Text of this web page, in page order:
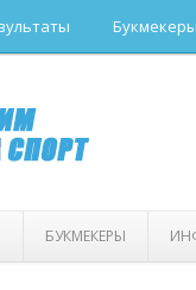
Букмекеры
БУКМЕКЕРЫ